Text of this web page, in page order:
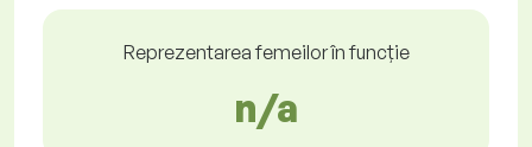
Reprezentarea femeilor în funcție
n/a